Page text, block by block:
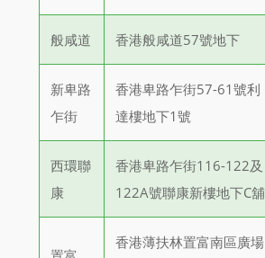
般咸道 香港般咸道57號地下
新卑路
乍街
香港卑路乍街57-61號利
達樓地下1號
西環聯
康
香港卑路乍街116-122及
122A號聯康新樓地下C舖
香港薄扶林置富南區廣場